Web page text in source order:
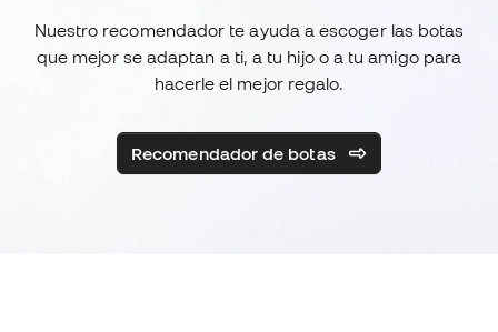
Nuestro recomendador te ayuda a escoger las botas
que mejor se adaptan a ti, a tu hijo o a tu amigo para
hacerle el mejor regalo.
Recomendador de botas